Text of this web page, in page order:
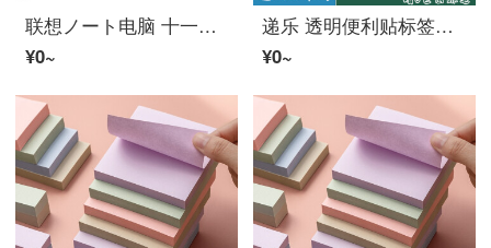
联想ノート电脑 十一代酷睿i7旗舰版 15.6英寸轻薄本高性能游戏设计师ビジネスオフィス手提本 定制：i7-1165G7 16G 512G固态 MX450-2G独显 高清屏 雷电接口 独立小键盘
¥0~
递乐 透明便利贴标签贴防水学生用粘性强可撕可写n次贴便签 70*95透明便利贴（2包）4487-2+6色圆珠笔3119
¥0~